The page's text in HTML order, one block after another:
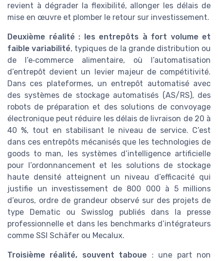
revient à dégrader la flexibilité, allonger les délais de
mise en œuvre et plomber le retour sur investissement.
Deuxième réalité : les entrepôts à fort volume et
faible variabilité, typiques de la grande distribution ou
de l’e‑commerce alimentaire, où l’automatisation
d’entrepôt devient un levier majeur de compétitivité.
Dans ces plateformes, un entrepôt automatisé avec
des systèmes de stockage automatisés (AS/RS), des
robots de préparation et des solutions de convoyage
électronique peut réduire les délais de livraison de 20 à
40 %, tout en stabilisant le niveau de service. C’est
dans ces entrepôts mécanisés que les technologies de
goods to man, les systèmes d’intelligence artificielle
pour l’ordonnancement et les solutions de stockage
haute densité atteignent un niveau d’efficacité qui
justifie un investissement de 800 000 à 5 millions
d’euros, ordre de grandeur observé sur des projets de
type Dematic ou Swisslog publiés dans la presse
professionnelle et dans les benchmarks d’intégrateurs
comme SSI Schäfer ou Mecalux.
Troisième réalité, souvent taboue : une part non